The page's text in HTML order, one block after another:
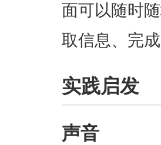
面可以随时
取信息、完成
实践启发
声音